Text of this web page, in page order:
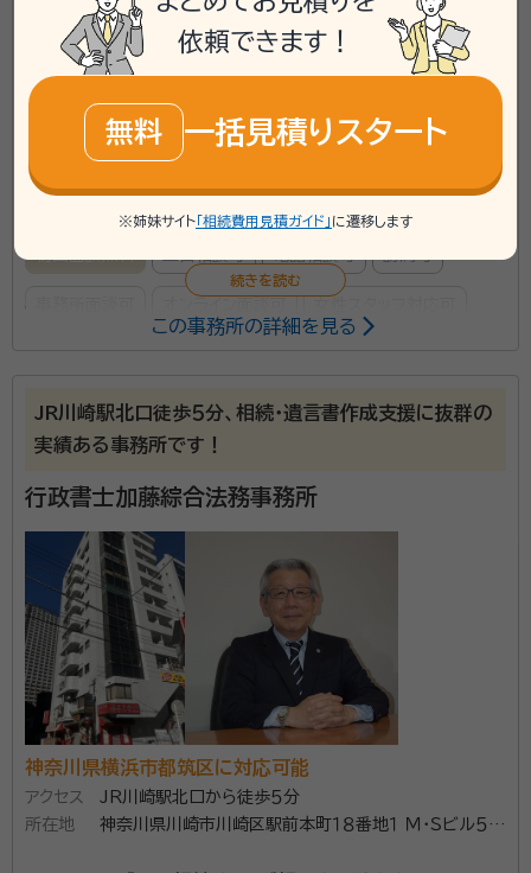
phone お電話でのご相談 無料
Web相談も受付中
対応業務：
遺言書 / 遺産分割 / 生前贈与 / 相続財産調査 / 家
尾形 達也（おがた たつや）
行政書士、社会保険労務士、宅地建物取
引士、FP
を経て、横浜市内の葬儀社で常務取締役就任。 その後クルーズ株式会社
設立に伴い、代表取締役就任（現任）。 クルーズ行政書士事務所代表（現
フ代表理事（現任）、一般社団法人ジャパン・バレエ理事（現任）
事務所口コミ（抜粋）：
account_circle 満足度 5.0
ご利用時期：2024/6
面談の感想
自宅まで来て下さり、丁寧に説明してくださり、今の土地の地価を直ぐに
調べてくださり対応が早かった。
契約後の感想
LINEで逐一報告してくださり、こちらの質問も迅速に答えてくださる。
電話でのやり取りでなくても良いのでこちらの都合の良い時間に情報が
横浜市の中心、港南中央駅から徒歩2分にある本社では
この事務所の詳細を見る
JR川崎駅北口徒歩５分、相続・遺言書作成支援に抜群の
実績ある事務所です！
行政書士加藤綜合法務事務所
神奈川県横浜市都筑区に対応可能
アクセス
JR川崎駅北口から徒歩５分
所在地
神奈川県川崎市川崎区駅前本町１８番地１ Ｍ・Ｓビル５０
依頼できます！
無料 一括見積りスタート
※姉妹サイト 「相続費用見積ガイド」 に遷移します